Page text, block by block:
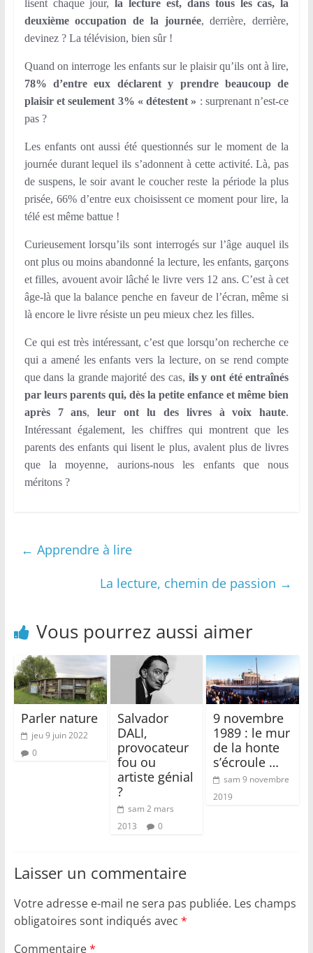
lisent chaque jour,la lecture est, dans tous les cas, la
deuxième occupation de la journée, derrière, derrière,
devinez ? La télévision, bien sûr !
Quand on interroge les enfants sur le plaisir qu’ils ont à lire,
78% d’entre eux déclarent y prendre beaucoup de
plaisir et seulement 3% « détestent » : surprenant n’est-ce
pas ?
Les enfants ont aussi été questionnés sur le moment de la
journée durant lequel ils s’adonnent à cette activité. Là, pas
de suspens, le soir avant le coucher reste la période la plus
prisée, 66% d’entre eux choisissent ce moment pour lire, la
télé est même battue !
Curieusement lorsqu’ils sont interrogés sur l’âge auquel ils
ont plus ou moins abandonné la lecture, les enfants, garçons
et filles, avouent avoir lâché le livre vers 12 ans. C’est à cet
âge-là que la balance penche en faveur de l’écran, même si
là encore le livre résiste un peu mieux chez les filles.
Ce qui est très intéressant, c’est que lorsqu’on recherche ce
qui a amené les enfants vers la lecture, on se rend compte
que dans la grande majorité des cas, ils y ont été entraînés
par leurs parents qui, dès la petite enfance et même bien
après 7 ans,leur ont lu des livres à voix haute.
Intéressant également, les chiffres qui montrent que les
parents des enfants qui lisent le plus, avalent plus de livres
que la moyenne, aurions-nous les enfants que nous
méritons ?
← Apprendre à lire
La lecture, chemin de passion →
Vous pourrez aussi aimer
Parler nature
jeu 9 juin 2022
0
Salvador
DALI,
provocateur
fou ou
artiste génial
?
sam 2 mars
2013
0
9 novembre
1989 : le mur
de la honte
s’écroule …
sam 9 novembre
2019
Laisser un commentaire
Votre adresse e-mail ne sera pas publiée. Les champs
obligatoires sont indiqués avec *
Commentaire*